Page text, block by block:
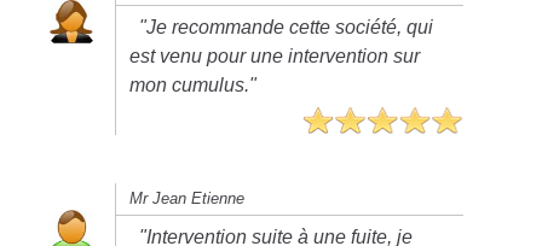
"Je recommande cette société, qui
est venu pour une intervention sur
mon cumulus."
Mr Jean Etienne
"Intervention suite à une fuite, je